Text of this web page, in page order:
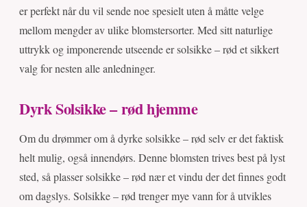
er perfekt når du vil sende noe spesielt uten å måtte velge
mellom mengder av ulike blomstersorter. Med sitt naturlige
uttrykk og imponerende utseende er solsikke – rød et sikkert
valg for nesten alle anledninger.
Dyrk Solsikke – rød hjemme
Om du drømmer om å dyrke solsikke – rød selv er det faktisk
helt mulig, også innendørs. Denne blomsten trives best på lyst
sted, så plasser solsikke – rød nær et vindu der det finnes godt
om dagslys. Solsikke – rød trenger mye vann for å utvikles